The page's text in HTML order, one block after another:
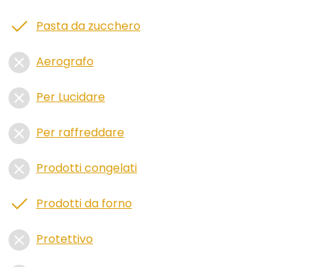
Pasta da zucchero
Aerografo
Per Lucidare
Per raffreddare
Prodotti congelati
Prodotti da forno
Protettivo